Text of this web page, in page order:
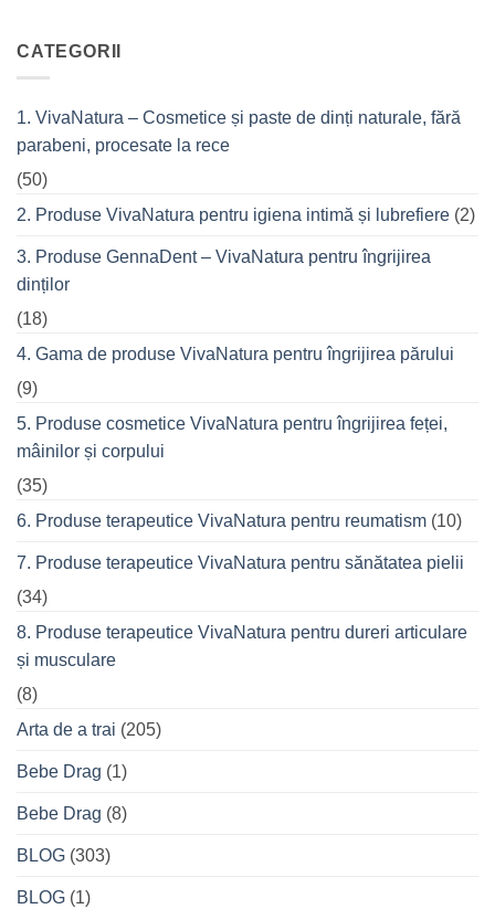
musculare
ale
VivaCalm
Fitness
de
care
seară
cu
în
oraș
CATEGORII
1. VivaNatura – Cosmetice și paste de dinți naturale, fără
parabeni, procesate la rece
(50)
2. Produse VivaNatura pentru igiena intimă și lubrefiere (2)
3. Produse GennaDent – VivaNatura pentru îngrijirea
dinților
(18)
4. Gama de produse VivaNatura pentru îngrijirea părului
(9)
5. Produse cosmetice VivaNatura pentru îngrijirea feței,
mâinilor și corpului
(35)
6. Produse terapeutice VivaNatura pentru reumatism (10)
7. Produse terapeutice VivaNatura pentru sănătatea pielii
(34)
8. Produse terapeutice VivaNatura pentru dureri articulare
și musculare
(8)
Arta de a trai (205)
Bebe Drag (1)
Bebe Drag (8)
BLOG (303)
BLOG (1)